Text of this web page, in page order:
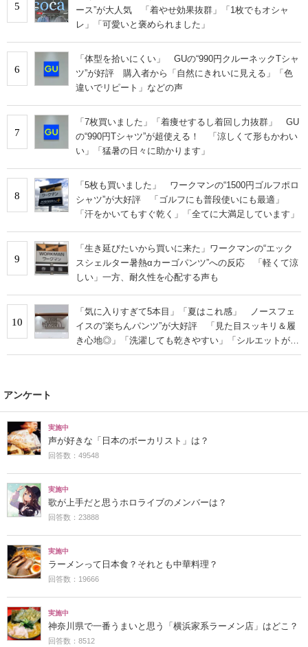
5
ース”が大人気 「着やせ効果抜群」「1枚でもオシャ
レ」「可愛いと褒められました」
6
「体型を拾いにくい」 GUの“990円クルーネックTシャ
ツ”が好評 購入者から「自然にきれいに見える」「色
違いでリピート」などの声
7
「7枚買いました」「着痩せするし着回し力抜群」 GU
の“990円Tシャツ”が超使える！ 「涼しくて形もかわい
い」「猛暑の日々に助かります」
8
「5枚も買いました」 ワークマンの“1500円ゴルフポロ
シャツ”が大好評 「ゴルフにも普段使いにも最適」
「汗をかいてもすぐ乾く」「全てに大満足しています」
9
「生き延びたいから買いに来た」ワークマンの“エック
スシェルター暑熱αカーゴパンツ”への反応 「軽くて涼
しい」一方、耐久性を心配する声も
10
「気に入りすぎて5本目」「夏はこれ感」 ノースフェ
イスの“楽ちんパンツ”が大好評 「見た目スッキリ＆履
き心地◎」「洗濯しても乾きやすい」「シルエットがカ
ッコよく決まります」
アンケート
実施中
声が好きな「日本のボーカリスト」は？
回答数：49548
実施中
歌が上手だと思うホロライブのメンバーは？
回答数：23888
実施中
ラーメンって日本食？それとも中華料理？
回答数：19666
実施中
神奈川県で一番うまいと思う「横浜家系ラーメン店」はどこ？
回答数：8512